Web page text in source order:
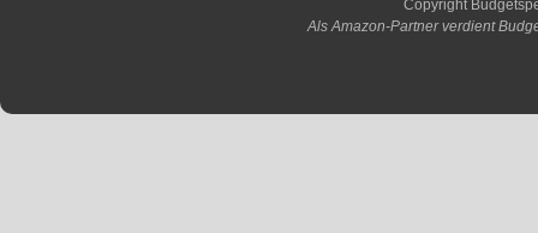
Copyright
Als Amazon-Partner verdient